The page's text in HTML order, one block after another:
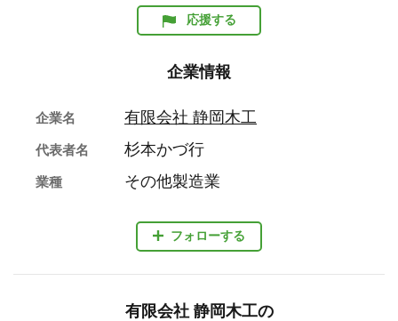
応援する
企業情報
フォローする
企業名 有限会社 静岡木工
代表者名 杉本かづ行
業種 その他製造業
有限会社 静岡木工の